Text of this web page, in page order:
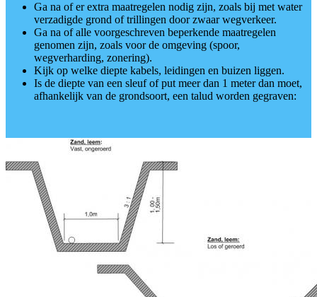
Ga na of er extra maatregelen nodig zijn, zoals bij met water
verzadigde grond of trillingen door zwaar wegverkeer.
Ga na of alle voorgeschreven beperkende maatregelen
genomen zijn, zoals voor de omgeving (spoor,
wegverharding, zonering).
Kijk op welke diepte kabels, leidingen en buizen liggen.
Is de diepte van een sleuf of put meer dan 1 meter dan moet,
afhankelijk van de grondsoort, een talud worden gegraven: